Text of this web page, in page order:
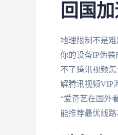
回国
地理限制不是
你的设备IP伪
不了腾讯视频
解腾讯视频VIP
“爱奇艺在国外
能推荐最优线